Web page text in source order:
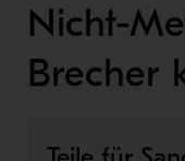
Nicht-
Brecher